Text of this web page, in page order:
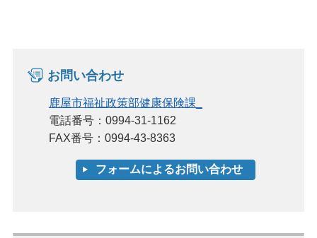
お問い合わせ
鹿屋市福祉政策部健康保険課_
電話番号：0994-31-1162
FAX番号：0994-43-8363